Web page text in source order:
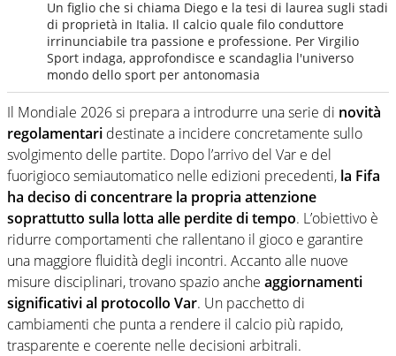
Un figlio che si chiama Diego e la tesi di laurea sugli stadi
di proprietà in Italia. Il calcio quale filo conduttore
irrinunciabile tra passione e professione. Per Virgilio
Sport indaga, approfondisce e scandaglia l'universo
mondo dello sport per antonomasia
Il Mondiale 2026 si prepara a introdurre una serie di novità
regolamentari destinate a incidere concretamente sullo
svolgimento delle partite. Dopo l’arrivo del Var e del
fuorigioco semiautomatico nelle edizioni precedenti, la Fifa
ha deciso di concentrare la propria attenzione
soprattutto sulla lotta alle perdite di tempo. L’obiettivo è
ridurre comportamenti che rallentano il gioco e garantire
una maggiore fluidità degli incontri. Accanto alle nuove
misure disciplinari, trovano spazio anche aggiornamenti
significativi al protocollo Var. Un pacchetto di
cambiamenti che punta a rendere il calcio più rapido,
trasparente e coerente nelle decisioni arbitrali.